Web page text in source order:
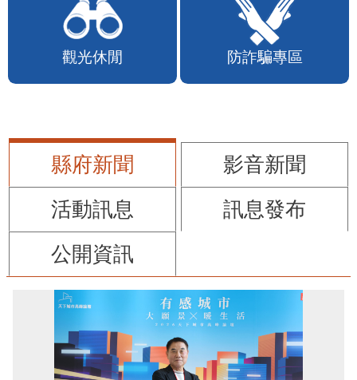
觀光休閒 防詐騙專區
縣府新聞
影音新聞
活動訊息
訊息發布
公開資訊